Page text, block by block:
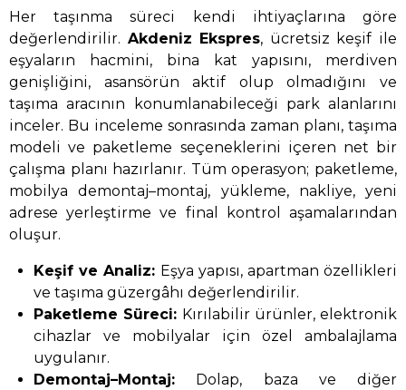
Her taşınma süreci kendi ihtiyaçlarına göre
değerlendirilir. Akdeniz Ekspres, ücretsiz keşif ile
eşyaların hacmini, bina kat yapısını, merdiven
genişliğini, asansörün aktif olup olmadığını ve
taşıma aracının konumlanabileceği park alanlarını
inceler. Bu inceleme sonrasında zaman planı, taşıma
modeli ve paketleme seçeneklerini içeren net bir
çalışma planı hazırlanır. Tüm operasyon; paketleme,
mobilya demontaj–montaj, yükleme, nakliye, yeni
adrese yerleştirme ve final kontrol aşamalarından
oluşur.
Keşif ve Analiz: Eşya yapısı, apartman özellikleri
ve taşıma güzergâhı değerlendirilir.
Paketleme Süreci: Kırılabilir ürünler, elektronik
cihazlar ve mobilyalar için özel ambalajlama
uygulanır.
Demontaj–Montaj: Dolap, baza ve diğer